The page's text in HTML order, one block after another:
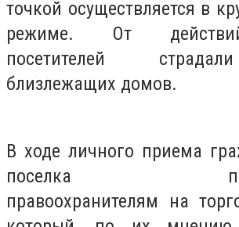
точкой осуществляется в
режиме. От
посетителей
близлежащих домов.
В ходе личного приема
поселка
правоохранителям на